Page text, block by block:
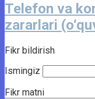
Telefon va
zararlari
Fikr bildirish
Ismingiz
Fikr matni